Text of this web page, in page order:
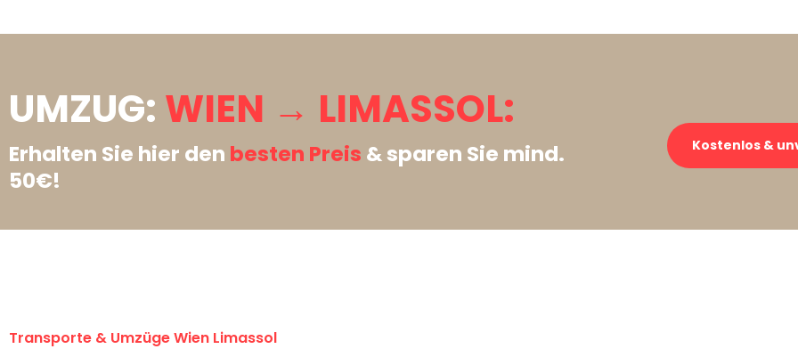
UMZUG: WIEN → LIMASSOL:
Erhalten Sie hier den besten Preis & sparen Sie mind.
50€!
Kostenlos &
Transporte & Umzüge Wien Limassol